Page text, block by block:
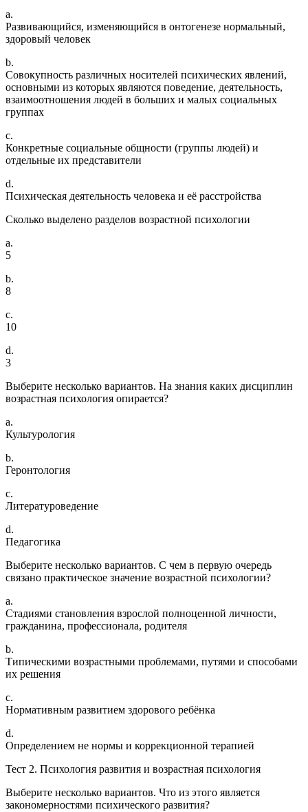
a.
Развивающийся, изменяющийся в онтогенезе нормальный,
здоровый человек
b.
Совокупность различных носителей психических явлений,
основными из которых являются поведение, деятельность,
взаимоотношения людей в больших и малых социальных
группах
c.
Конкретные социальные общности (группы людей) и
отдельные их представители
d.
Психическая деятельность человека и её расстройства
Сколько выделено разделов возрастной психологии
a.
5
b.
8
c.
10
d.
3
Выберите несколько вариантов. На знания каких дисциплин
возрастная психология опирается?
a.
Культурология
b.
Геронтология
c.
Литературоведение
d.
Педагогика
Выберите несколько вариантов. С чем в первую очередь
связано практическое значение возрастной психологии?
a.
Стадиями становления взрослой полноценной личности,
гражданина, профессионала, родителя
b.
Типическими возрастными проблемами, путями и способами
их решения
c.
Нормативным развитием здорового ребёнка
d.
Определением не нормы и коррекционной терапией
Тест 2. Психология развития и возрастная психология
Выберите несколько вариантов. Что из этого является
закономерностями психического развития?